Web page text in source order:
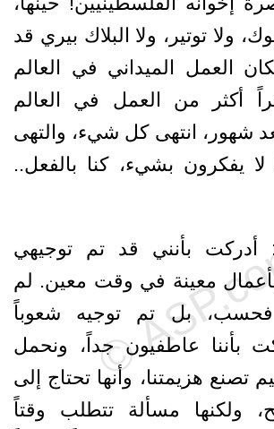
ولا توتير، ولا البلاك بيري قد
العمل الميداني في العالم
أكثر من العمل في العالم
شهور، انتهى كل شيء، والتهى
لا يفكرون بشيء، كنا بالفعل..
أدركت بأنني قد تم توجيهي
بأعمال معينة في وقت معين. لم
فحسب، بل تم توجيه شعوباً
بأننا عاطفيون جداً، ونحمل
تصنع هزيمتنا، وأنها تحتاج إلى
ولكنها مسألة تتطلب وقتاً